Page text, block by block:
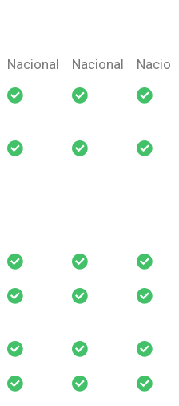
Criança Prótese
Nacional Nacional